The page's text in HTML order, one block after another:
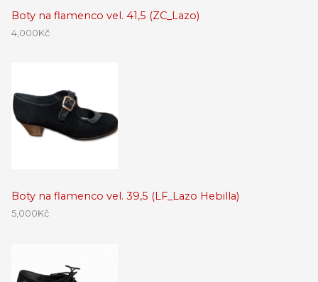
Boty na flamenco vel. 41,5 (ZC_Lazo)
4,000Kč
Boty na flamenco vel. 39,5 (LF_Lazo Hebilla)
5,000Kč